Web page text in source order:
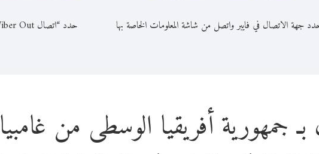
جهة الاتصال في فايبر واتصل من شاشة المعلومات الخاصة بها حدد “اتصال Viber Out” من عنوان المحادثة
جمهورية أفريقيا الوسطى من غامبيا